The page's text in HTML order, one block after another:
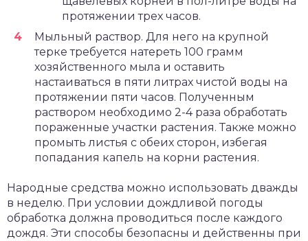
протяжении трех часов.
Мыльный раствор. Для него на крупной
терке требуется натереть 100 грамм
хозяйственного мыла и оставить
настаиваться в пяти литрах чистой воды на
протяжении пяти часов. Полученным
раствором необходимо 2-4 раза обработать
пораженные участки растения. Также можно
промыть листья с обеих сторон, избегая
попадания капель на корни растения.
Народные средства можно использовать дважды
в неделю. При условии дождливой погоды
обработка должна проводиться после каждого
дождя. Эти способы безопасны и действенны при